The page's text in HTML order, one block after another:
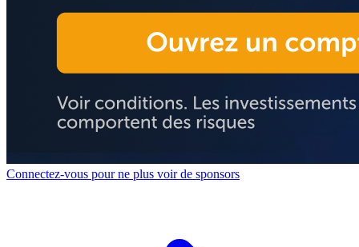
Connectez-vous pour ne plus voir de sponsors